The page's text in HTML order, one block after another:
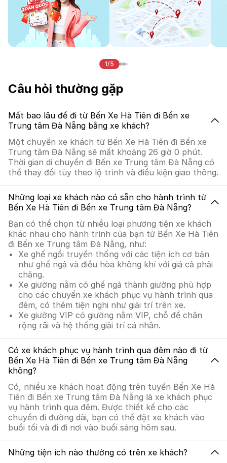
1/5
Câu hỏi thường gặp
Mất bao lâu để đi từ Bến Xe Hà Tiên đi Bến xe
Trung tâm Đà Nẵng bằng xe khách?
Một chuyến xe khách từ Bến Xe Hà Tiên đi Bến xe
Trung tâm Đà Nẵng sẽ mất khoảng 26 giờ 0 phút.
Thời gian di chuyển đi Bến xe Trung tâm Đà Nẵng có
thể thay đổi tùy theo lộ trình và điều kiện giao thông.
Những loại xe khách nào có sẵn cho hành trình từ
Bến Xe Hà Tiên đi Bến xe Trung tâm Đà Nẵng?
Bạn có thể chọn từ nhiều loại phương tiện xe khách
khác nhau cho hành trình của bạn từ Bến Xe Hà Tiên
đi Bến xe Trung tâm Đà Nẵng, như:
Xe ghế ngồi truyền thống với các tiện ích cơ bản
như ghế ngả và điều hòa không khí với giá cả phải
chăng.
Xe giường nằm có ghế ngả thành giường phù hợp
cho các chuyến xe khách phục vụ hành trình qua
đêm, có thêm tiện nghi như giải trí trên xe.
Xe giường VIP có giường nằm VIP, chỗ để chân
rộng rãi và hệ thống giải trí cá nhân.
Có xe khách phục vụ hành trình qua đêm nào đi từ
Bến Xe Hà Tiên đi Bến xe Trung tâm Đà Nẵng
không?
Có, nhiều xe khách hoạt động trên tuyến Bến Xe Hà
Tiên đi Bến xe Trung tâm Đà Nẵng là xe khách phục
vụ hành trình qua đêm. Được thiết kế cho các
chuyến đi đường dài, bạn có thể đặt xe khách vào
buổi tối và đi đi nơi vào buổi sáng hôm sau.
Những tiện ích nào thường có trên xe khách?